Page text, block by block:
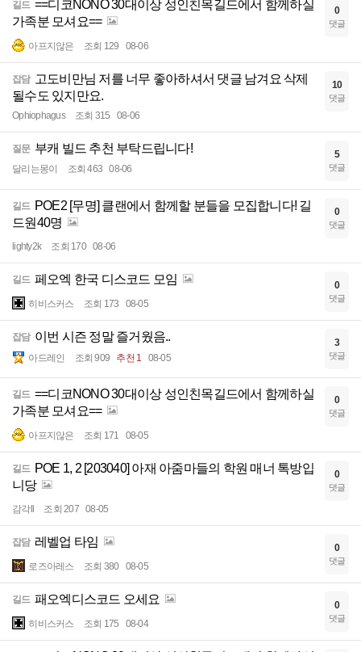
길드 ==디코NONO 30대이상 성인친목길드에서 함께하실
가족분 모셔요==
아프지않은 조회 129 08-06
0
댓글
잡담 고도비만님 저를 너무 좋아하셔서 댓글 남겨요 삭제
될수도 있지만요.
Ophiophagus 조회 315 08-06
10
댓글
질문 부캐 빌드 추천 부탁드립니다!
달리는몽이 조회 463 08-06
5
댓글
길드 POE2 [무명] 클랜에서 함께할 분들을 모집합니다! 길
드원40명
lighty2k 조회 170 08-06
0
댓글
길드 페오엑 한국 디스코드 모임
히비스커스 조회 173 08-05
0
댓글
잡담 이번 시즌 정말 즐거웠음..
아드레인 조회 909 추천 1 08-05
3
댓글
길드 ==디코NONO 30대이상 성인친목길드에서 함께하실
가족분 모셔요==
아프지않은 조회 171 08-05
0
댓글
길드 POE 1, 2 [203040] 아재 아줌마들의 학원 매너 톡방입
니당
감각ll 조회 207 08-05
0
댓글
잡담 레벨업 타임
로즈아레스 조회 380 08-05
0
댓글
길드 패오엑디스코드 오세요
히비스커스 조회 175 08-04
0
댓글